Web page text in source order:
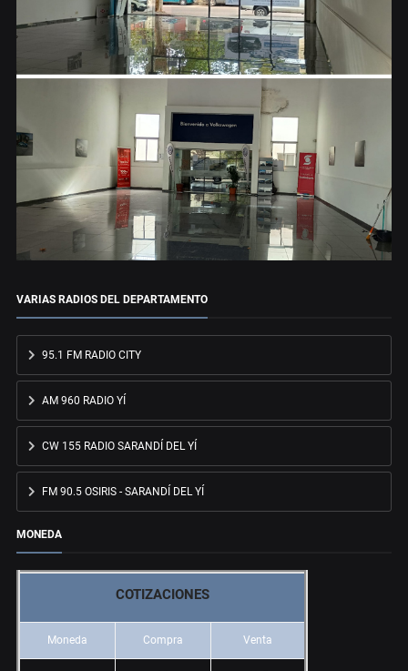
VARIAS RADIOS DEL DEPARTAMENTO
95.1 FM RADIO CITY
AM 960 RADIO YÍ
CW 155 RADIO SARANDÍ DEL YÍ
FM 90.5 OSIRIS - SARANDÍ DEL YÍ
MONEDA
COTIZACIONES
Moneda Compra Venta